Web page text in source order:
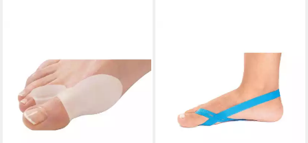
Fußbandage Hallufix
lieferbar - in 9-11 Werktagen bei